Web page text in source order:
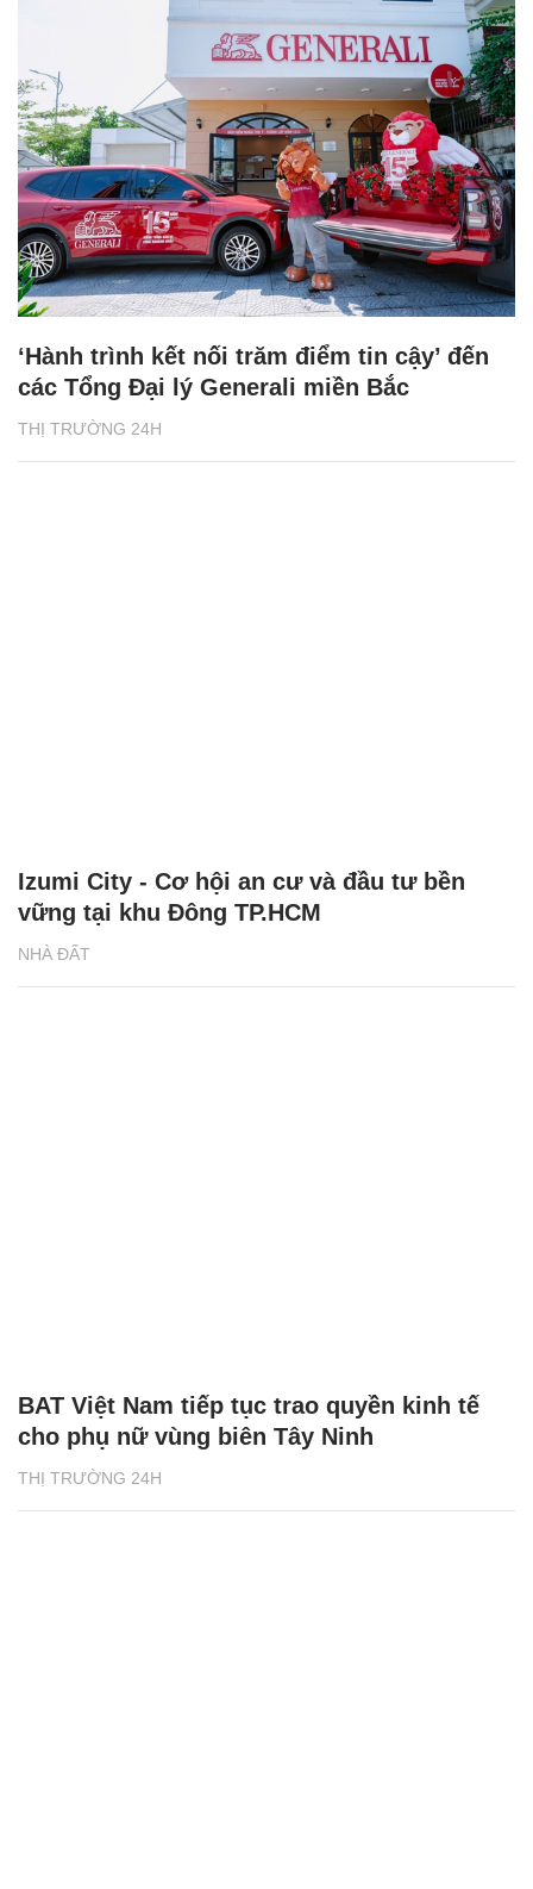
THỊ TRƯỜNG 24H
‘Hành trình kết nối trăm điểm tin cậy’ đến
các Tổng Đại lý Generali miền Bắc
NHÀ ĐẤT
Izumi City - Cơ hội an cư và đầu tư bền
vững tại khu Đông TP.HCM
THỊ TRƯỜNG 24H
BAT Việt Nam tiếp tục trao quyền kinh tế
cho phụ nữ vùng biên Tây Ninh